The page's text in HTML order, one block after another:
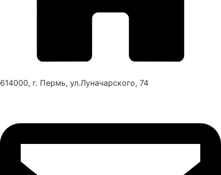
614000, г. Пермь, ул.Луначарского, 74